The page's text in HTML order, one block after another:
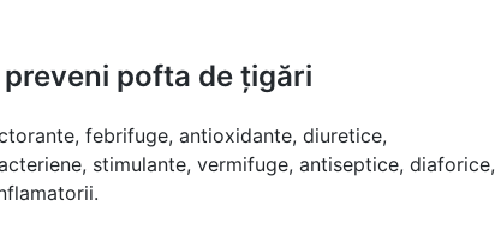
pofta de țigări
febrifuge, antioxidante, diuretice,
stimulante, vermifuge, antiseptice, diaforice,